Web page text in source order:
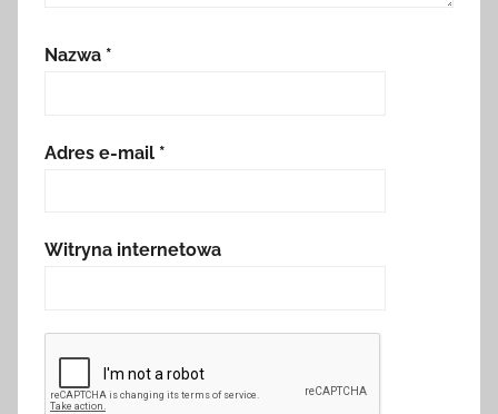
Nazwa *
Adres e-mail *
Witryna internetowa